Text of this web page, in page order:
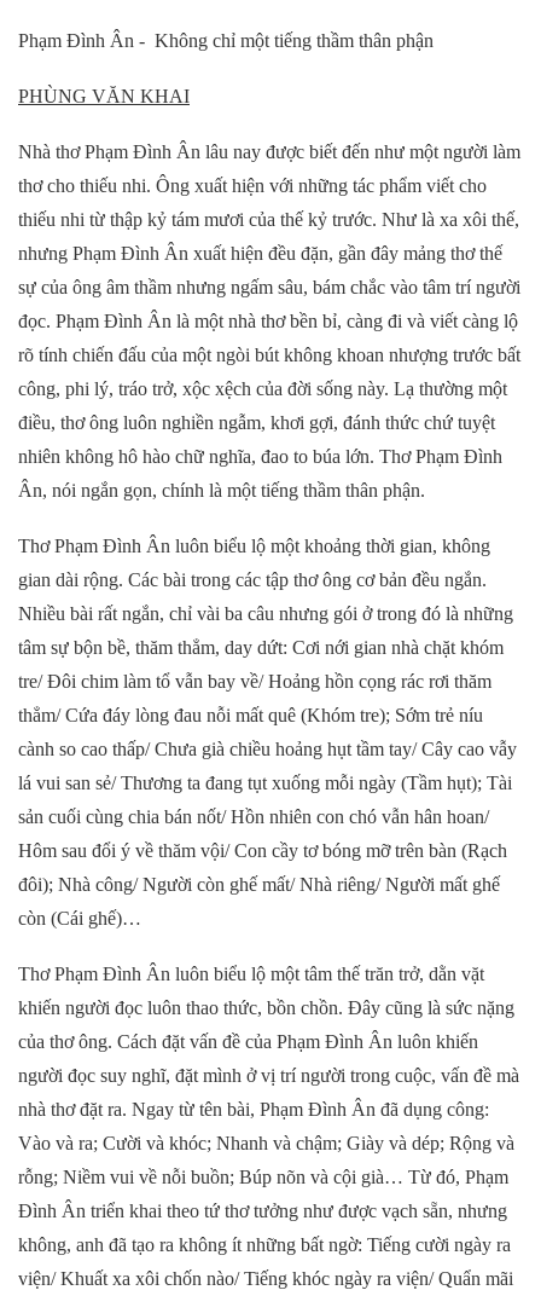
Phạm Đình Ân - Không chỉ một tiếng thầm thân phận
PHÙNG VĂN KHAI
Nhà thơ Phạm Đình Ân lâu nay được biết đến như một người làm
thơ cho thiếu nhi. Ông xuất hiện với những tác phẩm viết cho
thiếu nhi từ thập kỷ tám mươi của thế kỷ trước. Như là xa xôi thế,
nhưng Phạm Đình Ân xuất hiện đều đặn, gần đây mảng thơ thế
sự của ông âm thầm nhưng ngấm sâu, bám chắc vào tâm trí người
đọc. Phạm Đình Ân là một nhà thơ bền bỉ, càng đi và viết càng lộ
rõ tính chiến đấu của một ngòi bút không khoan nhượng trước bất
công, phi lý, tráo trở, xộc xệch của đời sống này. Lạ thường một
điều, thơ ông luôn nghiền ngẫm, khơi gợi, đánh thức chứ tuyệt
nhiên không hô hào chữ nghĩa, đao to búa lớn. Thơ Phạm Đình
Ân, nói ngắn gọn, chính là một tiếng thầm thân phận.
Thơ Phạm Đình Ân luôn biểu lộ một khoảng thời gian, không
gian dài rộng. Các bài trong các tập thơ ông cơ bản đều ngắn.
Nhiều bài rất ngắn, chỉ vài ba câu nhưng gói ở trong đó là những
tâm sự bộn bề, thăm thẳm, day dứt: Cơi nới gian nhà chặt khóm
tre/ Đôi chim làm tổ vẫn bay về/ Hoảng hồn cọng rác rơi thăm
thẳm/ Cứa đáy lòng đau nỗi mất quê (Khóm tre); Sớm trẻ níu
cành so cao thấp/ Chưa già chiều hoảng hụt tầm tay/ Cây cao vẫy
lá vui san sẻ/ Thương ta đang tụt xuống mỗi ngày (Tầm hụt); Tài
sản cuối cùng chia bán nốt/ Hồn nhiên con chó vẫn hân hoan/
Hôm sau đổi ý về thăm vội/ Con cầy tơ bóng mỡ trên bàn (Rạch
đôi); Nhà công/ Người còn ghế mất/ Nhà riêng/ Người mất ghế
còn (Cái ghế)…
Thơ Phạm Đình Ân luôn biểu lộ một tâm thế trăn trở, dằn vặt
khiến người đọc luôn thao thức, bồn chồn. Đây cũng là sức nặng
của thơ ông. Cách đặt vấn đề của Phạm Đình Ân luôn khiến
người đọc suy nghĩ, đặt mình ở vị trí người trong cuộc, vấn đề mà
nhà thơ đặt ra. Ngay từ tên bài, Phạm Đình Ân đã dụng công:
Vào và ra; Cười và khóc; Nhanh và chậm; Giày và dép; Rộng và
rỗng; Niềm vui về nỗi buồn; Búp nõn và cội già… Từ đó, Phạm
Đình Ân triển khai theo tứ thơ tưởng như được vạch sẵn, nhưng
không, anh đã tạo ra không ít những bất ngờ: Tiếng cười ngày ra
viện/ Khuất xa xôi chốn nào/ Tiếng khóc ngày ra viện/ Quẩn mãi